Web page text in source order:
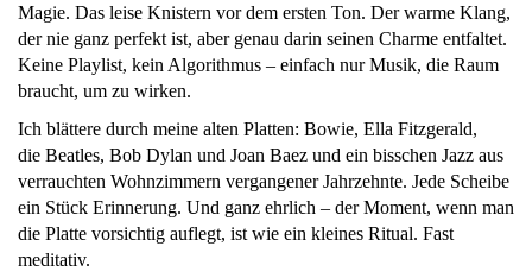
Magie. Das leise Knistern vor dem ersten Ton. Der warme Klang,
der nie ganz perfekt ist, aber genau darin seinen Charme entfaltet.
Keine Playlist, kein Algorithmus – einfach nur Musik, die Raum
braucht, um zu wirken.
Ich blättere durch meine alten Platten: Bowie, Ella Fitzgerald,
die Beatles, Bob Dylan und Joan Baez und ein bisschen Jazz aus
verrauchten Wohnzimmern vergangener Jahrzehnte. Jede Scheibe
ein Stück Erinnerung. Und ganz ehrlich – der Moment, wenn man
die Platte vorsichtig auflegt, ist wie ein kleines Ritual. Fast
meditativ.